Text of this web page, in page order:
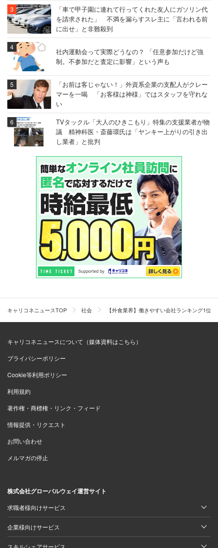
が3.6点とずば抜けて高くなっているのが興味深い。
「給与や賞与に関しては比較的に高いと思う。残業
代も100％出ますし福利厚生も充実してます。賞与
も年二回で4ヶ月で生活に苦労はしない印象。役職手
当も主任、副店長、店長とつきますし、店長になり
実力が認められれば手当も上がっていきます。しっ
かりと自分の評価もしてくれるのでいいと思う」
（店長 20代後半 男性）
＞＞物語コーポレーションの働きやすさ・年収・残業の実
態をもっと見る
「年々改善されている」（ワタミ）「バイト
も有給休暇が取れる」（すかいらーく）
6位：王将フードサービス
フになっても月に2・3万上がる程度です。ただ店長
になれば月給はだいぶあがり、大体月35万～50万と
＞＞王将フードサービスの働きやすさ・年収・残業の実態
7位：すかいらーく
「福利厚生は充実しています。飲食業界内でもいい
ほうだと思います。住んでいる地域に応じた借り上
員だけではなく、アルバイトであっても有給休暇や
半 男性）
「アルバイトをいかに定着させるか、トレーニング
を通し自分がやるべき仕事を教えうまくいけばなに
「車で甲子園に連れて行ってくれた友人にガソリン代
を請求された」 不満を漏らすスレ主に「言われる前
に出せ」と非難殺到
社内運動会って実際どうなの？ 「任意参加だけど強
制。不参加だと査定に影響」という声も
「お前は客じゃない！」外資系企業の支配人がクレー
マーを一喝 「お客様は神様」ではスタッフを守れな
い
TVタックル「大人のひきこもり」特集の支援業者が物
議 精神科医・斎藤環氏は「ヤンキー上がりの引き出
し業者」と批判
キャリコネニュースTOP 社会 【外食業界】働きやすい会社ランキング1位
キャリコネニュースについて（媒体資料はこちら）
プライバシーポリシー
Cookie等利用ポリシー
利用規約
著作権・商標権・リンク・フィード
情報提供・リクエスト
お問い合わせ
メルマガの停止
株式会社グローバルウェイ運営サイト
求職者様向けサービス
企業様向けサービス
スキルシェアサービス